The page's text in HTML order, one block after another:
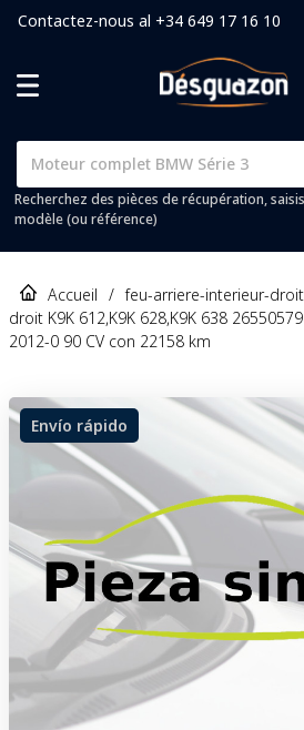
Contactez-nous al +34 649 17 16 10
Recherchez des pièces de récupération,
modèle (ou référence)
Accueil / feu-arriere-interieur-droit
droit K9K 612,K9K 628,K9K 638
2012-0 90 CV con 22158 km
Envío rápido